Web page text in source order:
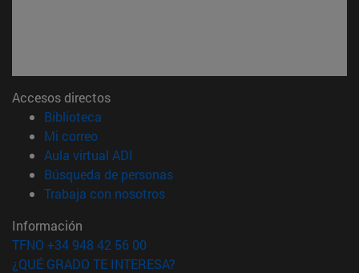
Accesos directos
Biblioteca
Mi correo(abre en nueva ventana)
Aula virtual ADI
Búsqueda de personas(abre en nueva ventana)
Trabaja con nosotros(abre en nueva ventana)
Información
TFNO +34 948 42 56 00
¿QUÉ GRADO TE INTERESA?